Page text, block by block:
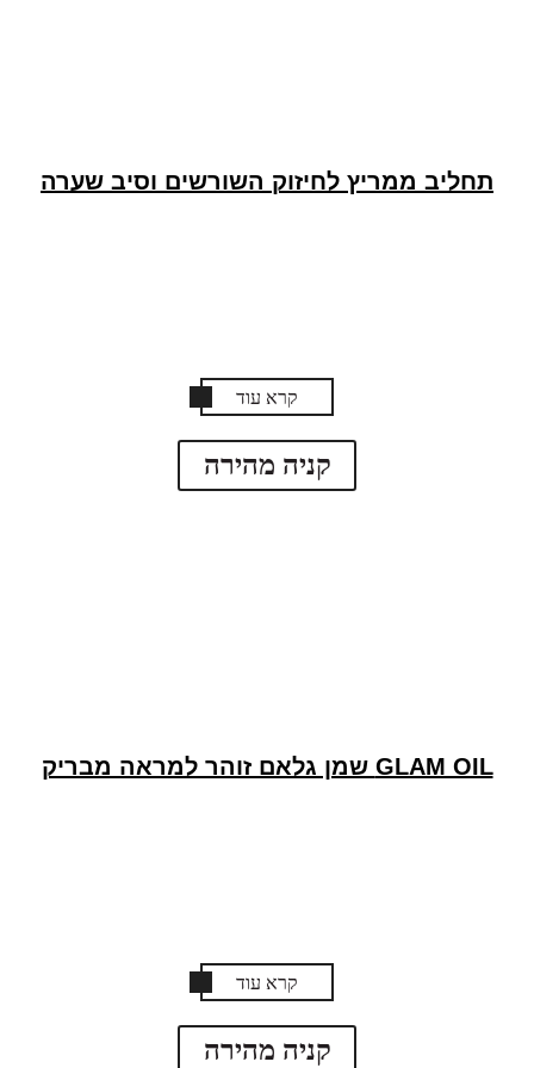
תחליב ממריץ לחיזוק השורשים וסיב שערה
קרא עוד
קניה מהירה
GLAM OIL שמן גלאם זוהר למראה מבריק
קרא עוד
קניה מהירה